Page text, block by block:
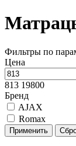
Фильтры по
Цена
813 19800
Бренд
AJAX
Romax